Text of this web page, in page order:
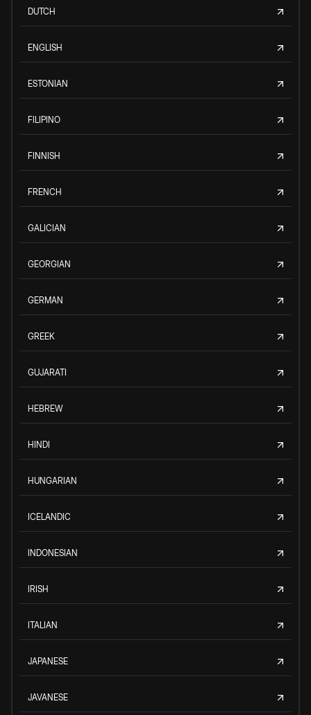
DUTCH
ENGLISH
ESTONIAN
FILIPINO
FINNISH
FRENCH
GALICIAN
GEORGIAN
GERMAN
GREEK
GUJARATI
HEBREW
HINDI
HUNGARIAN
ICELANDIC
INDONESIAN
IRISH
ITALIAN
JAPANESE
JAVANESE